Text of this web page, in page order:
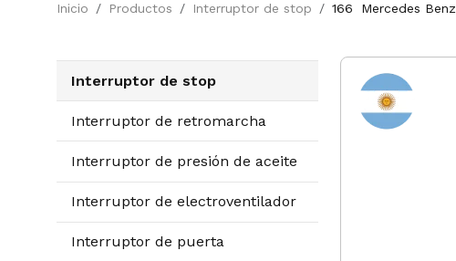
Inicio Productos Interruptor de stop 166 Mercedes Benz
Interruptor de stop
Interruptor de retromarcha
Interruptor de presión de aceite
Interruptor de electroventilador
Interruptor de puerta